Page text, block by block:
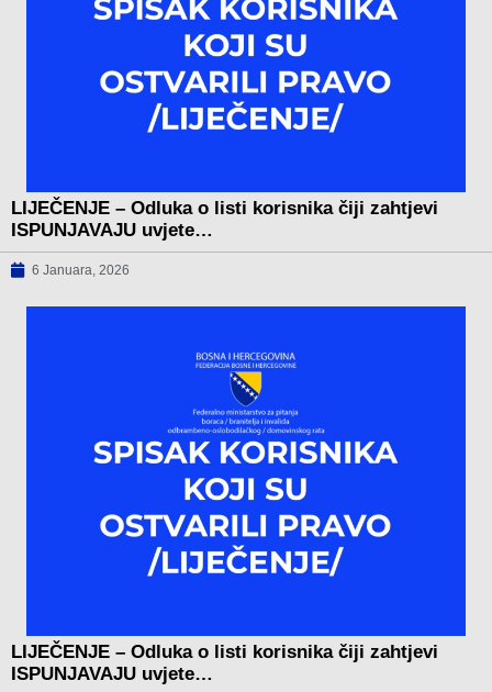
LIJEČENJE – Odluka o listi korisnika čiji zahtjevi
ISPUNJAVAJU uvjete…
6 Januara, 2026
LIJEČENJE – Odluka o listi korisnika čiji zahtjevi
ISPUNJAVAJU uvjete…